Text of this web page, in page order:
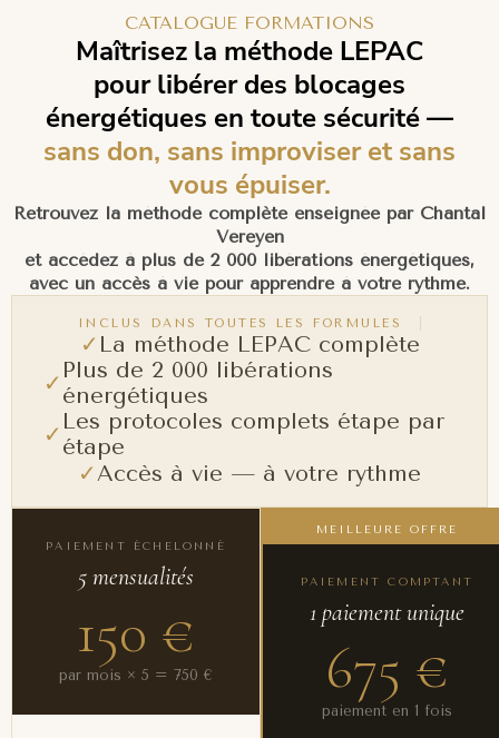
CATALOGUE FORMATIONS
Maîtrisez la méthode LEPAC
pour libérer des blocages
énergétiques en toute sécurité —
sans don, sans improviser et sans
vous épuiser.
Retrouvez la méthode complète enseignée par Chantal
Vereyen
et accédez à plus de 2 000 libérations énergétiques,
avec un accès à vie pour apprendre à votre rythme.
INCLUS DANS TOUTES LES FORMULES
✓ La méthode LEPAC complète
✓
Plus de 2 000 libérations
énergétiques
✓
Les protocoles complets étape par
étape
✓ Accès à vie — à votre rythme
PAIEMENT ÉCHELONNÉ
5 mensualités
150 €
par mois × 5 = 750 €
MEILLEURE OFFRE
PAIEMENT COMPTANT
1 paiement unique
675 €
paiement en 1 fois